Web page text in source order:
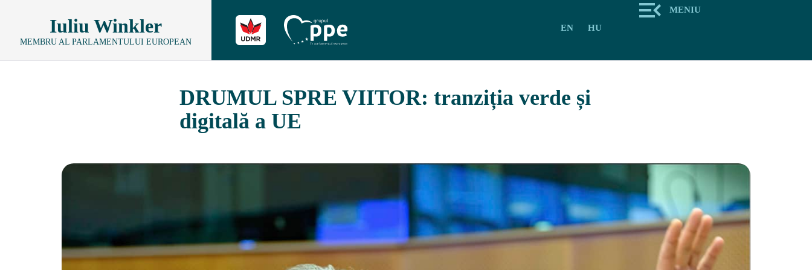
Iuliu Winkler
MEMBRU AL PARLAMENTULUI EUROPEAN
EN HU
MENIU
DRUMUL SPRE VIITOR: tranziția verde și
digitală a UE